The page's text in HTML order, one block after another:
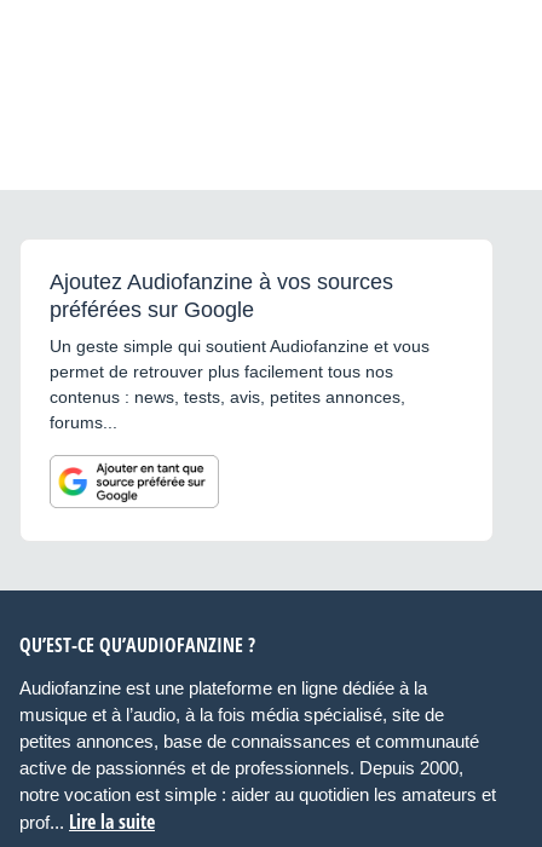
Ajoutez Audiofanzine à vos sources
préférées sur Google
Un geste simple qui soutient Audiofanzine et vous
permet de retrouver plus facilement tous nos
contenus : news, tests, avis, petites annonces,
forums...
QU’EST-CE QU’AUDIOFANZINE ?
Audiofanzine est une plateforme en ligne dédiée à la
musique et à l’audio, à la fois média spécialisé, site de
petites annonces, base de connaissances et communauté
active de passionnés et de professionnels. Depuis 2000,
notre vocation est simple : aider au quotidien les amateurs et
prof... Lire la suite